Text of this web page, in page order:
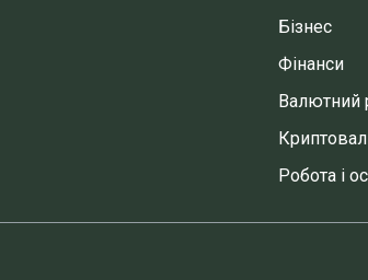
Бізнес
Фінанси
Валютний
Робота і